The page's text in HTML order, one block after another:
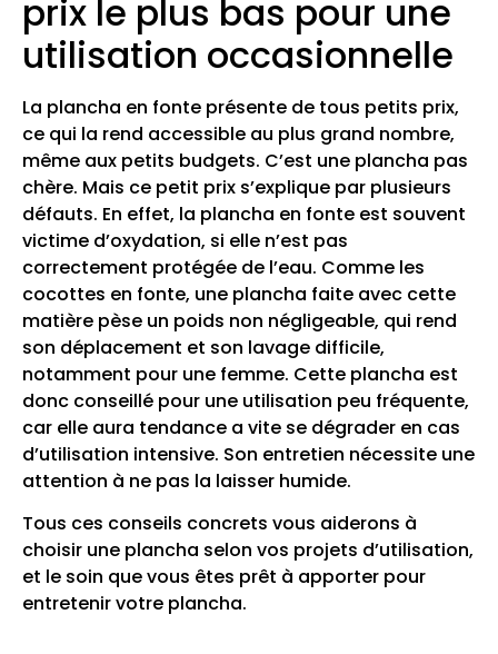
prix le plus bas pour une
utilisation occasionnelle
La plancha en fonte présente de tous petits prix,
ce qui la rend accessible au plus grand nombre,
même aux petits budgets. C’est une plancha pas
chère. Mais ce petit prix s’explique par plusieurs
défauts. En effet, la plancha en fonte est souvent
victime d’oxydation, si elle n’est pas
correctement protégée de l’eau. Comme les
cocottes en fonte, une plancha faite avec cette
matière pèse un poids non négligeable, qui rend
son déplacement et son lavage difficile,
notamment pour une femme. Cette plancha est
donc conseillé pour une utilisation peu fréquente,
car elle aura tendance a vite se dégrader en cas
d’utilisation intensive. Son entretien nécessite une
attention à ne pas la laisser humide.
Tous ces conseils concrets vous aiderons à
choisir une plancha selon vos projets d’utilisation,
et le soin que vous êtes prêt à apporter pour
entretenir votre plancha.